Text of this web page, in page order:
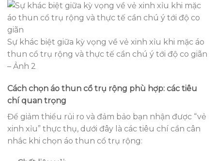
Sự khác biệt giữa kỳ vọng về vẻ xinh xỉu khi mặc áo
thun cổ trụ rộng và thực tế cần chú ý tới độ co giãn
– Ảnh 2
Cách chọn áo thun cổ trụ rộng phù hợp: các tiêu
chí quan trọng
Để giảm thiểu rủi ro và đảm bảo bạn nhận được “vẻ
xinh xỉu” thực thụ, dưới đây là các tiêu chí cần cân
nhắc khi chọn áo thun cổ trụ rộng: